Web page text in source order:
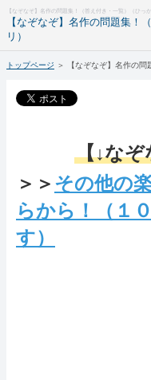
【なぞなぞ】名作の問題集！（答え付き・一覧）（ひっか
【なぞなぞ】名作の問題集！
リ）
ホーム
RSS購読
トップページ ＞ 【なぞなぞ】名作の
【↓なぞ
＞＞ その他の
らから！（１
す）